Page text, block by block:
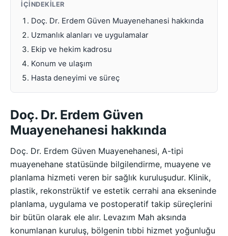
İÇINDEKILER
Doç. Dr. Erdem Güven Muayenehanesi hakkında
Uzmanlık alanları ve uygulamalar
Ekip ve hekim kadrosu
Konum ve ulaşım
Hasta deneyimi ve süreç
Doç. Dr. Erdem Güven
Muayenehanesi hakkında
Doç. Dr. Erdem Güven Muayenehanesi, A-tipi
muayenehane statüsünde bilgilendirme, muayene ve
planlama hizmeti veren bir sağlık kuruluşudur. Klinik,
plastik, rekonstrüktif ve estetik cerrahi ana ekseninde
planlama, uygulama ve postoperatif takip süreçlerini
bir bütün olarak ele alır. Levazım Mah aksında
konumlanan kuruluş, bölgenin tıbbi hizmet yoğunluğu